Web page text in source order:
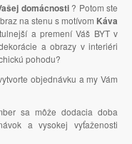
domácnosti ? Potom ste
na stenu s motívom Káva
a premení Váš BYT v
a obrazy v interiéri
pohodu?
objednávku a my Vám
sa môže dodacia doba
a vysokej vyťaženosti